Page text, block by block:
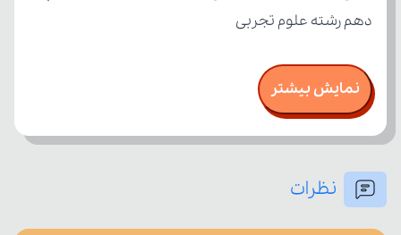
دهم رشته علوم تجربی
نمایش بیشتر
نظرات